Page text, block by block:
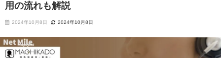
用の流れも解説
2024年10月8日 2024年10月8日